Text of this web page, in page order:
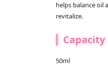
helps balance oil
revitalize.
Capacity
50ml